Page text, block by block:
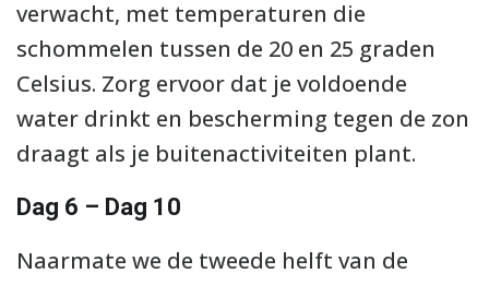
verwacht, met temperaturen die
schommelen tussen de 20 en 25 graden
Celsius. Zorg ervoor dat je voldoende
water drinkt en bescherming tegen de zon
draagt als je buitenactiviteiten plant.
Dag 6 – Dag 10
Naarmate we de tweede helft van de